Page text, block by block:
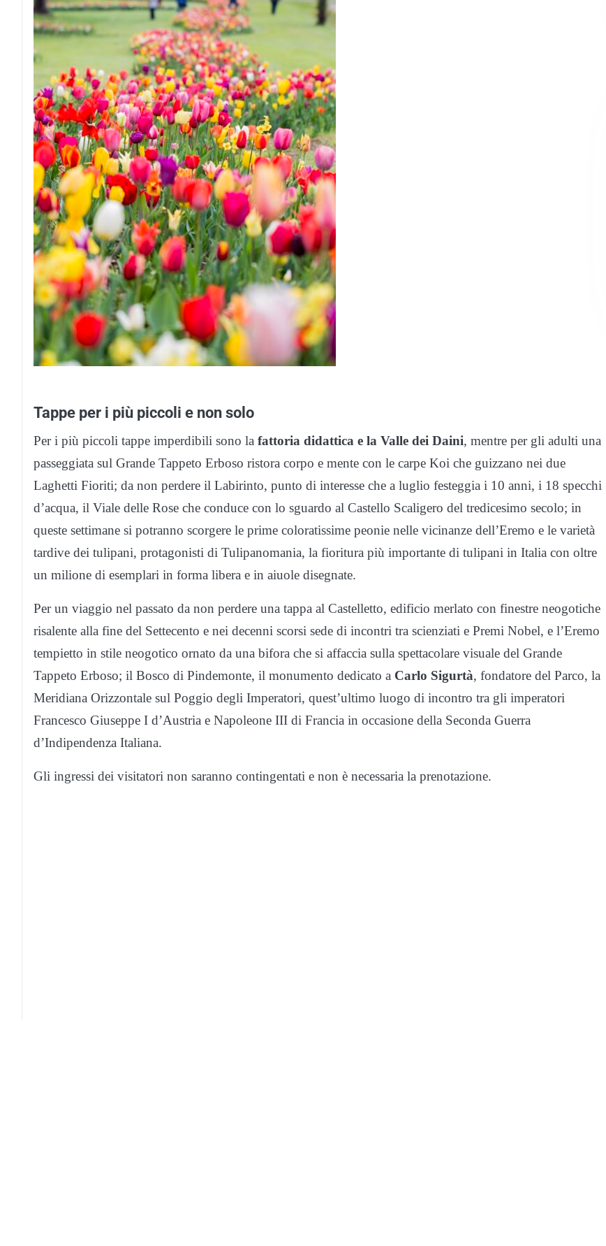
Tappe per i più piccoli e non solo
Per i più piccoli tappe imperdibili sono la fattoria didattica e la Valle dei Daini, mentre per gli adulti una
passeggiata sul Grande Tappeto Erboso ristora corpo e mente con le carpe Koi che guizzano nei due
Laghetti Fioriti; da non perdere il Labirinto, punto di interesse che a luglio festeggia i 10 anni, i 18 specchi
d’acqua, il Viale delle Rose che conduce con lo sguardo al Castello Scaligero del tredicesimo secolo; in
queste settimane si potranno scorgere le prime coloratissime peonie nelle vicinanze dell’Eremo e le varietà
tardive dei tulipani, protagonisti di Tulipanomania, la fioritura più importante di tulipani in Italia con oltre
un milione di esemplari in forma libera e in aiuole disegnate.
Per un viaggio nel passato da non perdere una tappa al Castelletto, edificio merlato con finestre neogotiche
risalente alla fine del Settecento e nei decenni scorsi sede di incontri tra scienziati e Premi Nobel, e l’Eremo
tempietto in stile neogotico ornato da una bifora che si affaccia sulla spettacolare visuale del Grande
Tappeto Erboso; il Bosco di Pindemonte, il monumento dedicato a Carlo Sigurtà, fondatore del Parco, la
Meridiana Orizzontale sul Poggio degli Imperatori, quest’ultimo luogo di incontro tra gli imperatori
Francesco Giuseppe I d’Austria e Napoleone III di Francia in occasione della Seconda Guerra
d’Indipendenza Italiana.
Gli ingressi dei visitatori non saranno contingentati e non è necessaria la prenotazione.